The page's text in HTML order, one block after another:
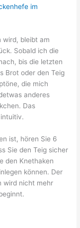
im
wird, bleibt am
Sobald ich die
bis die letzten
Brot oder den Teig
die mich
anderes
Das
ist, hören Sie 6
Sie den Teig sicher
den Knethaken
können. Der
wird nicht mehr